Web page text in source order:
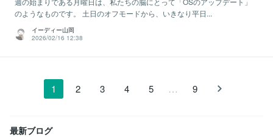
のようなものです。 土日のオフモードから、いきなり平日...
イーディー山岡
2026/02/16 12:38
1 2 3 4 5 … 9
最新ブログ